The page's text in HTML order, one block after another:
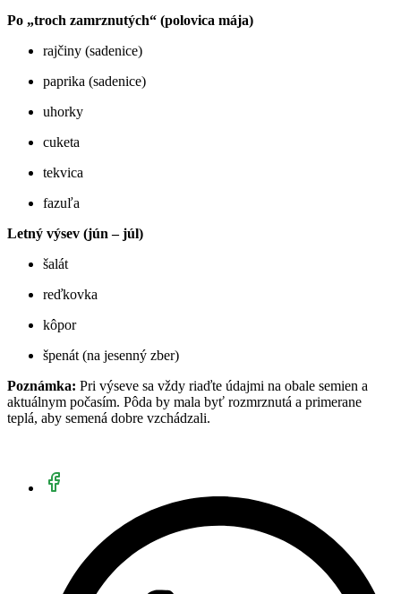
Po „troch zamrznutých“ (polovica mája)
rajčiny (sadenice)
paprika (sadenice)
uhorky
cuketa
tekvica
fazuľa
Letný výsev (jún – júl)
šalát
reďkovka
kôpor
špenát (na jesenný zber)
Poznámka: Pri výseve sa vždy riaďte údajmi na obale semien a
aktuálnym počasím. Pôda by mala byť rozmrznutá a primerane
teplá, aby semená dobre vzchádzali.